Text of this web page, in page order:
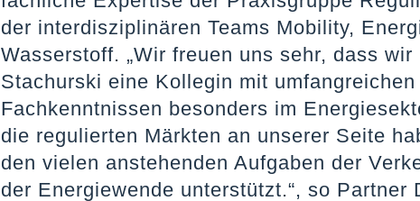
der interdisziplinären Teams Mobility,
Wasserstoff. „Wir freuen uns sehr, dass
Stachurski eine Kollegin mit umfangreichen
Fachkenntnissen besonders im
die regulierten Märkten an unserer Seite
den vielen anstehenden Aufgaben der
der Energiewende unterstützt.“, so Partner